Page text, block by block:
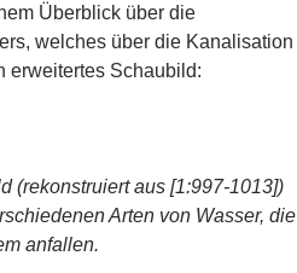
Überblick über die
welches über die Kanalisation
erweitertes Schaubild:
(rekonstruiert aus [1:997-1013])
Arten von Wasser, die
anfallen.